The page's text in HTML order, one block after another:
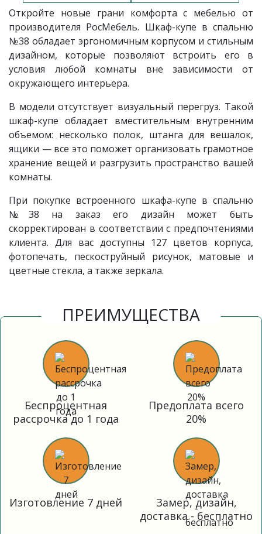
Откройте новые грани комфорта с мебелью от
производителя РосМебель. Шкаф-купе в спальню
№38 обладает эргономичным корпусом и стильным
дизайном, которые позволяют встроить его в
условия любой комнаты вне зависимости от
окружающего интерьера.
В модели отсутствует визуальный перегруз. Такой
шкаф-купе обладает вместительным внутренним
объемом: несколько полок, штанга для вешалок,
ящики — все это поможет организовать грамотное
хранение вещей и разгрузить пространство вашей
комнаты.
При покупке встроенного шкафа-купе в спальню
№38 на заказ его дизайн может быть
скорректирован в соответствии с предпочтениями
клиента. Для вас доступны 127 цветов корпуса,
фотопечать, пескоструйный рисунок, матовые и
цветные стекла, а также зеркала.
ПРЕИМУЩЕСТВА
Беспроцентная
рассрочка до 1 года
Предоплата всего
20%
Изготовление 7 дней
Замер, дизайн,
доставка - бесплатно